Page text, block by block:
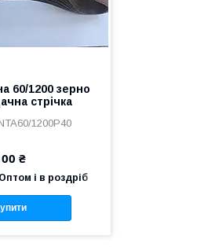
60/1200 зерно
стрічка
1200P40
₴
Оптом і в роздріб